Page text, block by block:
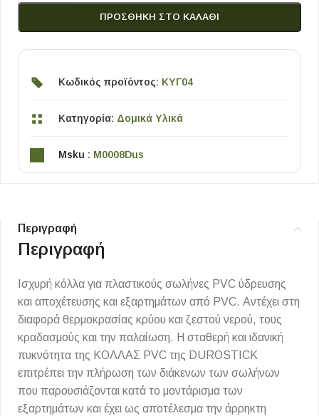
ΠΡΟΣΘΉΚΗ ΣΤΟ ΚΑΛΆΘΙ
Κωδικός προϊόντος: ΚΥΓ04
Κατηγορία: Δομικά Υλικά
Msku : M0008Dus
Περιγραφή
Περιγραφή
Ισχυρή κόλλα για πλαστικούς σωλήνες PVC ύδρευσης
και αποχέτευσης και εξαρτημάτων από PVC. Αντέχει στη
διαφορά θερμοκρασίας κρύου και ζεστού νερού, τους
κραδασμούς και την παλαίωση. Η σταθερή και ιδανική
πυκνότητα της ΚΟΛΛΑΣ PVC της DUROSTICK
επιτρέπει την πλήρωση των διάκενων των σωλήνων
που παρουσιάζονται κατά το μοντάρισμα των
εξαρτημάτων και έχει ως αποτέλεσμα την άρρηκτη